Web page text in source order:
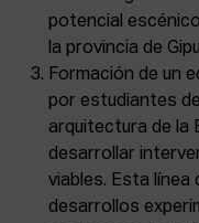
potencial
la provincia de
Formación de un
por estudiantes
arquitectura de la
desarrollar
viables. Esta
desarrollos